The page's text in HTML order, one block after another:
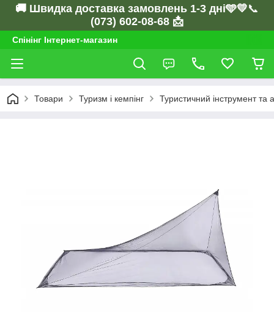
🚚 Швидка доставка замовлень 1-3 дні🩵💛📞
(073) 602-08-68 📩
Спінінг Інтернет-магазин
Товари Туризм і кемпінг Туристичний інструмент та